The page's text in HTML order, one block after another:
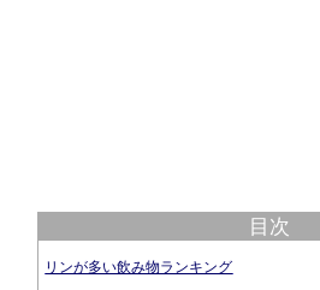
目次
リンが多い飲み物ランキング